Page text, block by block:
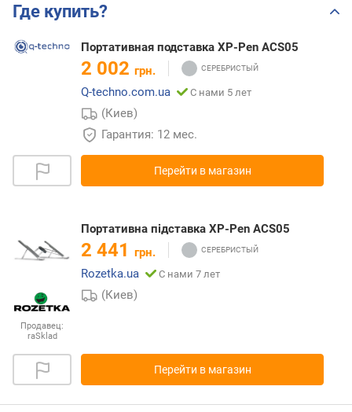
Где купить?
Портативная подставка XP-Pen ACS05
2 002 грн.
Q-techno.com.ua
С нами 5 лет
(Киев)
Гарантия: 12 мес.
Перейти в магазин
Продавец:
raSklad
Портативна підставка XP-Pen ACS05
2 441 грн.
Rozetka.ua
С нами 7 лет
(Киев)
Перейти в магазин